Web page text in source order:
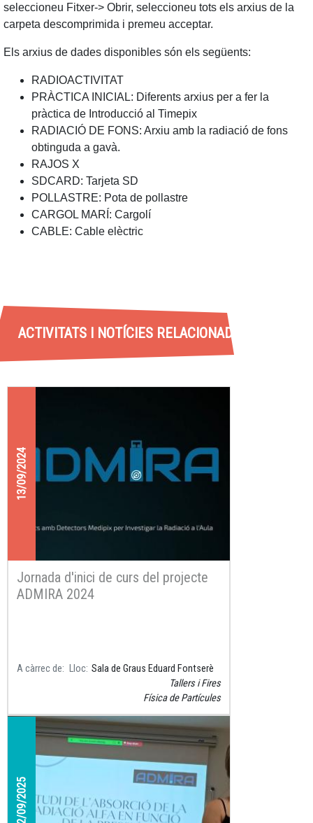
seleccioneu Fitxer-> Obrir, seleccioneu tots els arxius de la
carpeta descomprimida i premeu acceptar.
Els arxius de dades disponibles són els següents:
RADIOACTIVITAT
PRÀCTICA INICIAL: Diferents arxius per a fer la
pràctica de Introducció al Timepix
RADIACIÓ DE FONS: Arxiu amb la radiació de fons
obtinguda a gavà.
RAJOS X
SDCARD: Tarjeta SD
POLLASTRE: Pota de pollastre
CARGOL MARÍ: Cargolí
CABLE: Cable elèctric
ACTIVITATS I NOTÍCIES RELACIONADES
13/09/2024
Jornada d'inici de curs del projecte
ADMIRA 2024
A càrrec de Lloc Sala de Graus Eduard Fontserè
Tallers i Fires
Física de Partícules
22/09/2025